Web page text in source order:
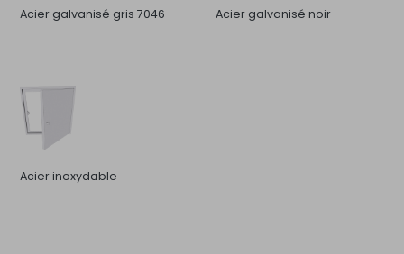
Acier galvanisé gris 7046 Acier galvanisé noir
Acier inoxydable